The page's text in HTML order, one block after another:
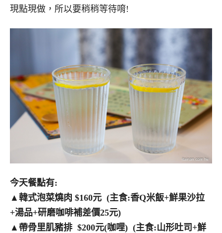
現點現做，所以要稍稍等待唷!
今天餐點有:
▲韓式泡菜燒肉 $160元 (主食:香Q米飯+鮮果沙拉
+湯品+研磨咖啡補差價25元)
▲帶骨里肌豬排 $200元(咖哩) (主食:山形吐司+鮮